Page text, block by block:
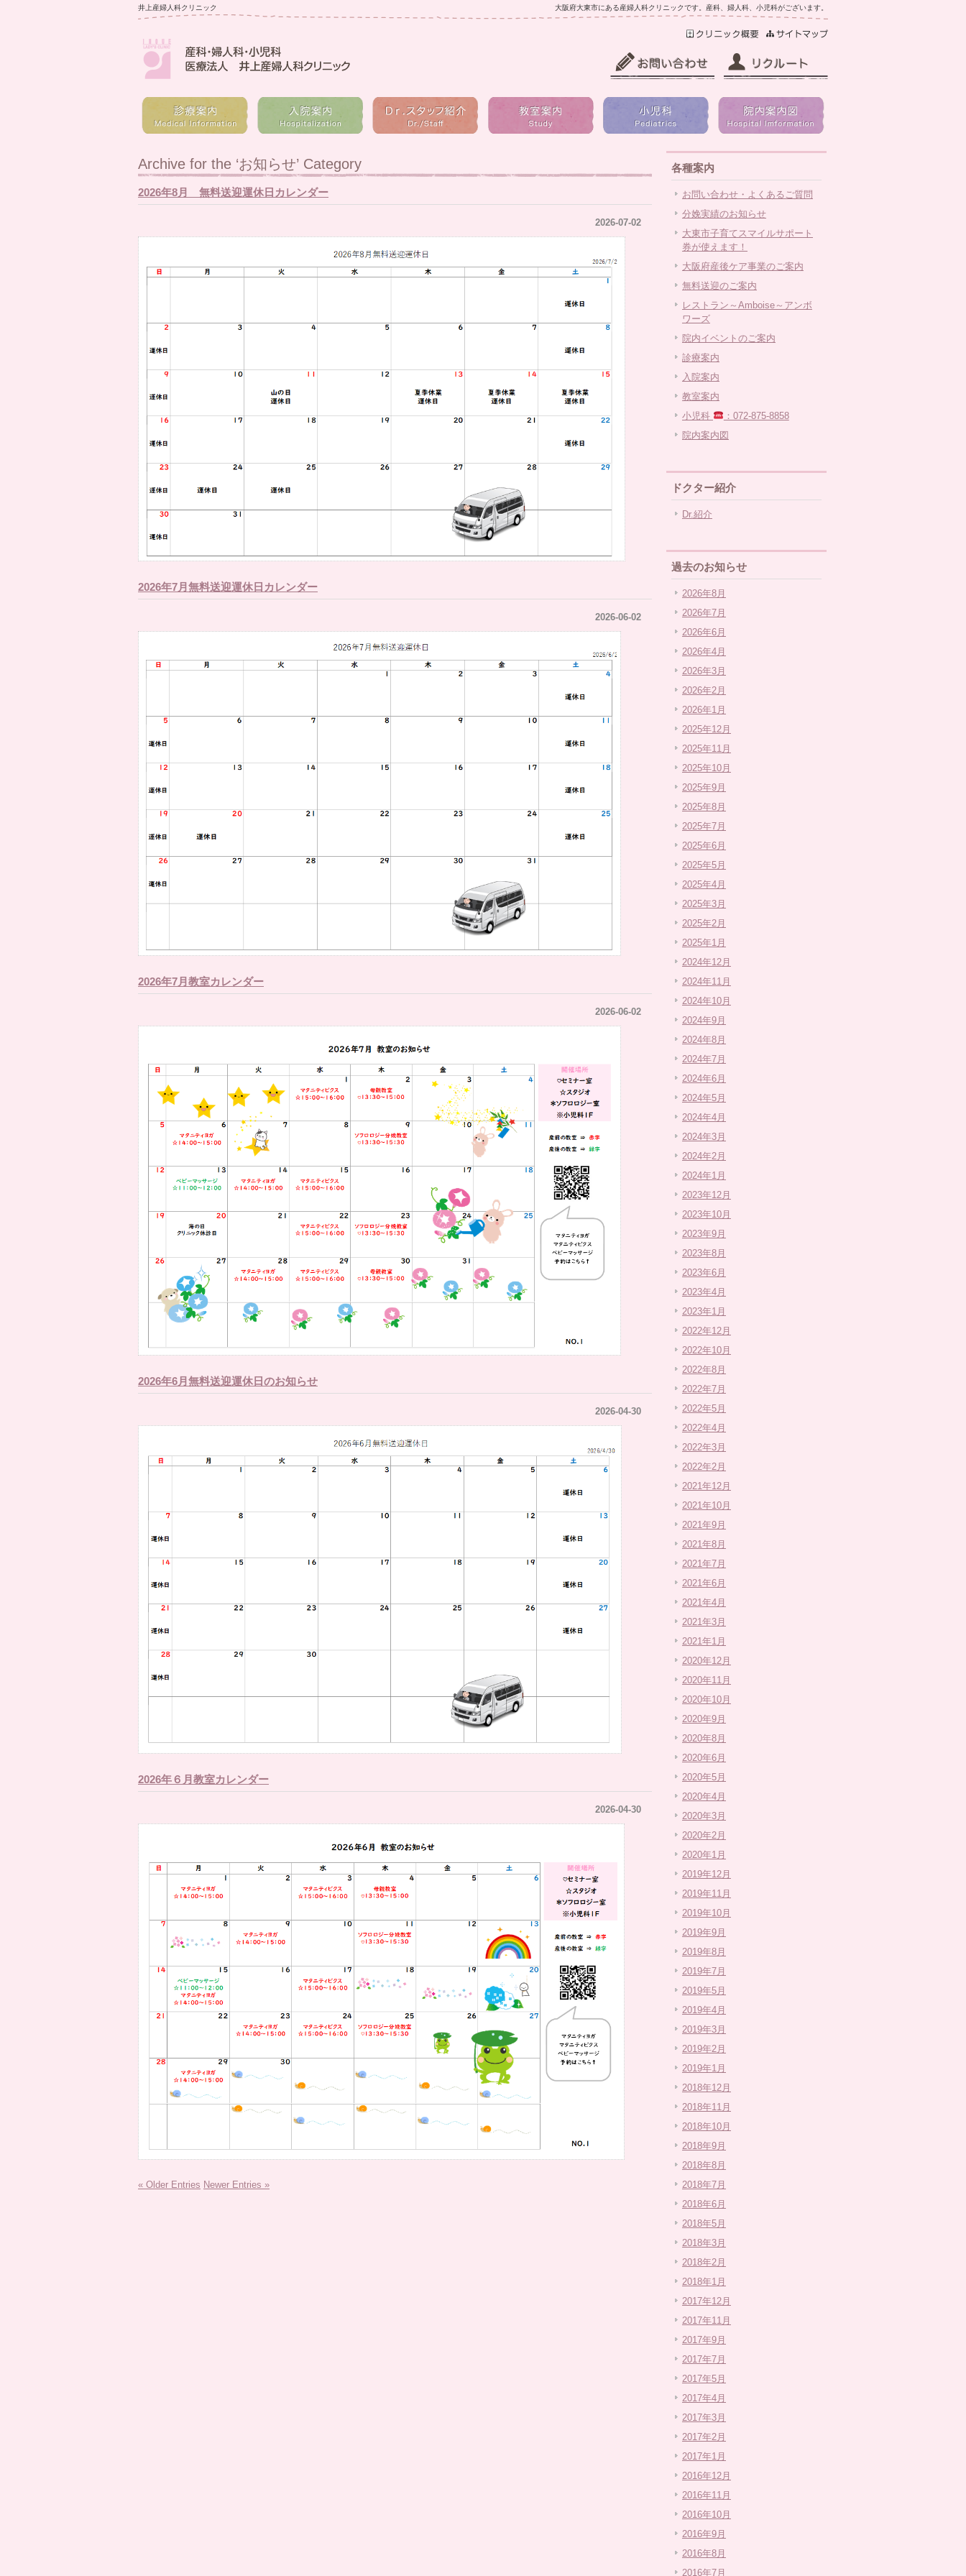
井上産婦人科クリニック 大阪府大東市にある産婦人科クリニックです。産科、婦人科、小児科がございます。
Archive for the ‘お知らせ’ Category
2026年8月 無料送迎運休日カレンダー
2026-07-02
2026年7月無料送迎運休日カレンダー
2026-06-02
2026年7月教室カレンダー
2026-06-02
2026年6月無料送迎運休日のお知らせ
2026-04-30
2026年６月教室カレンダー
2026-04-30
« Older Entries Newer Entries »
各種案内
お問い合わせ・よくあるご質問
分娩実績のお知らせ
大東市子育てスマイルサポート
券が使えます！
大阪府産後ケア事業のご案内
無料送迎のご案内
レストラン～Amboise～アンボ
ワーズ
院内イベントのご案内
診療案内
入院案内
教室案内
小児科
：072-875-8858
院内案内図
ドクター紹介
Dr.紹介
過去のお知らせ
2026年8月
2026年7月
2026年6月
2026年4月
2026年3月
2026年2月
2026年1月
2025年12月
2025年11月
2025年10月
2025年9月
2025年8月
2025年7月
2025年6月
2025年5月
2025年4月
2025年3月
2025年2月
2025年1月
2024年12月
2024年11月
2024年10月
2024年9月
2024年8月
2024年7月
2024年6月
2024年5月
2024年4月
2024年3月
2024年2月
2024年1月
2023年12月
2023年10月
2023年9月
2023年8月
2023年6月
2023年4月
2023年1月
2022年12月
2022年10月
2022年8月
2022年7月
2022年5月
2022年4月
2022年3月
2022年2月
2021年12月
2021年10月
2021年9月
2021年8月
2021年7月
2021年6月
2021年4月
2021年3月
2021年1月
2020年12月
2020年11月
2020年10月
2020年9月
2020年8月
2020年6月
2020年5月
2020年4月
2020年3月
2020年2月
2020年1月
2019年12月
2019年11月
2019年10月
2019年9月
2019年8月
2019年7月
2019年5月
2019年4月
2019年3月
2019年2月
2019年1月
2018年12月
2018年11月
2018年10月
2018年9月
2018年8月
2018年7月
2018年6月
2018年5月
2018年3月
2018年2月
2018年1月
2017年12月
2017年11月
2017年9月
2017年7月
2017年5月
2017年4月
2017年3月
2017年2月
2017年1月
2016年12月
2016年11月
2016年10月
2016年9月
2016年8月
2016年7月